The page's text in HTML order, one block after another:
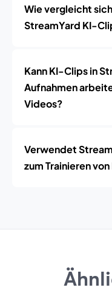
Wie vergleicht
StreamYard KI-
Kann KI-Clips in
Aufnahmen
Videos?
Verwendet
zum Trainieren